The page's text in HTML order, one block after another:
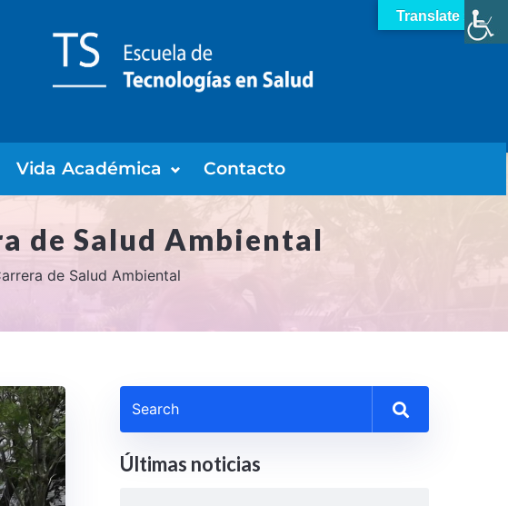
Vida Académica Contacto
de Salud Ambiental
de Salud Ambiental
Últimas noticias
Translate »